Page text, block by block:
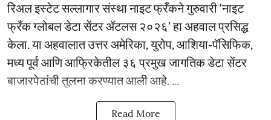
रिअल इस्टेट सल्लागार संस्था नाइट फ्रँकने गुरुवारी ‘नाइट
फ्रँक ग्लोबल डेटा सेंटर ॲटलस २०२६’ हा अहवाल प्रसिद्ध
केला. या अहवालात उत्तर अमेरिका, युरोप, आशिया-पॅसिफिक,
मध्य पूर्व आणि आफ्रिकेतील ३६ प्रमुख जागतिक डेटा सेंटर
बाजारपेठांची तुलना करण्यात आली आहे. ...
Read More